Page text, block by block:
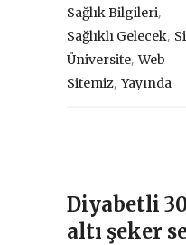
Sağlık Bilgileri,
Sağlıklı Gelecek,
Üniversite,Web
Sitemiz, Yayında
Diyabetli
altı şeker